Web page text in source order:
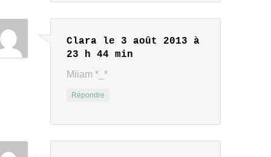
Clara
le 3 août 2013 à
23 h 44 min
Miiam *_*
Répondre